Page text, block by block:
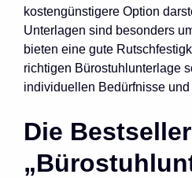
kostengünstigere Option
Unterlagen sind besonders
bieten eine gute
richtigen Bürostuhlunterlage
individuellen Bedürfnisse
Die